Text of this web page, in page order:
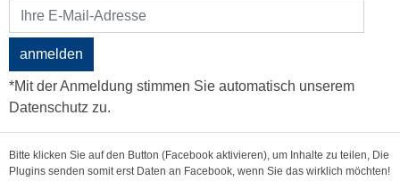
anmelden
*Mit der Anmeldung stimmen Sie automatisch unserem
Datenschutz zu.
Bitte klicken Sie auf den Button (Facebook aktivieren), um Inhalte zu teilen, Die
Plugins senden somit erst Daten an Facebook, wenn Sie das wirklich möchten!